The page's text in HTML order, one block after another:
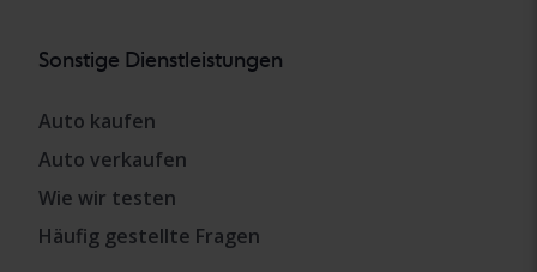
Sonstige Dienstleistungen
Auto kaufen
Auto verkaufen
Wie wir testen
Häufig gestellte Fragen